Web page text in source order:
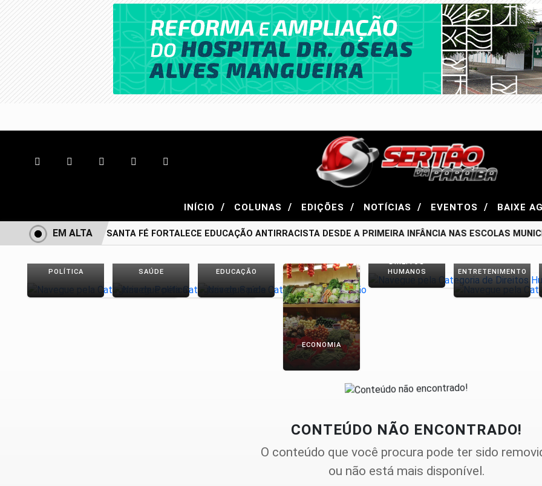
INÍCIO / COLUNAS / EDIÇÕES / NOTÍCIAS / EVENTOS / BAIXE
BONITO DE SANTA FÉ FORTALECE EDUCAÇÃO ANTIRRACISTA DESDE A PRIMEIRA INFÂNCIA NAS ESCOLAS
EM ALTA
POLÍTICA SAÚDE EDUCAÇÃO
ECONOMIA
HUMANOS
ENTRETENIMENTO
CONTEÚDO NÃO ENCONTRADO!
O conteúdo que você procura pode ter sido
ou não está mais disponível.